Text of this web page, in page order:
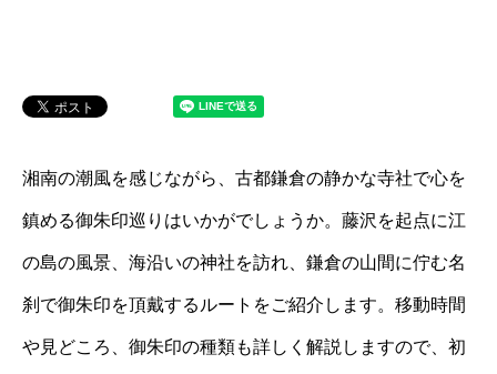
湘南の潮風を感じながら、古都鎌倉の静かな寺社で心を
鎮める御朱印巡りはいかがでしょうか。藤沢を起点に江
の島の風景、海沿いの神社を訪れ、鎌倉の山間に佇む名
刹で御朱印を頂戴するルートをご紹介します。移動時間
や見どころ、御朱印の種類も詳しく解説しますので、初